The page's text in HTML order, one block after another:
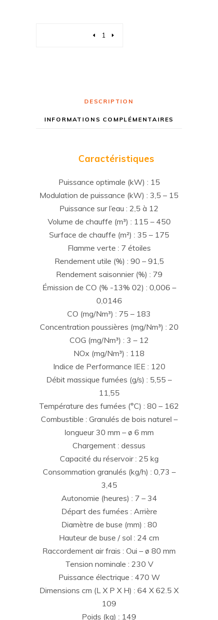
DESCRIPTION
INFORMATIONS COMPLÉMENTAIRES
Caractéristiques
Puissance optimale (kW) : 15
Modulation de puissance (kW) : 3,5 – 15
Puissance sur l’eau : 2,5 à 12
Volume de chauffe (m³) : 115 – 450
Surface de chauffe (m²) : 35 – 175
Flamme verte : 7 étoiles
Rendement utile (%) : 90 – 91,5
Rendement saisonnier (%) : 79
Émission de CO (% -13% 02) : 0,006 –
0,0146
CO (mg/Nm³) : 75 – 183
Concentration poussières (mg/Nm³) : 20
COG (mg/Nm³) : 3 – 12
NOx (mg/Nm³) : 118
Indice de Performance IEE : 120
Débit massique fumées (g/s) : 5,55 –
11,55
Température des fumées (°C) : 80 – 162
Combustible : Granulés de bois naturel –
longueur 30 mm – ø 6 mm
Chargement : dessus
Capacité du réservoir : 25 kg
Consommation granulés (kg/h) : 0,73 –
3,45
Autonomie (heures) : 7 – 34
Départ des fumées : Arrière
Diamètre de buse (mm) : 80
Hauteur de buse / sol : 24 cm
Raccordement air frais : Oui – ø 80 mm
Tension nominale : 230 V
Puissance électrique : 470 W
Dimensions cm (L X P X H) : 64 X 62.5 X
109
Poids (kg) : 149